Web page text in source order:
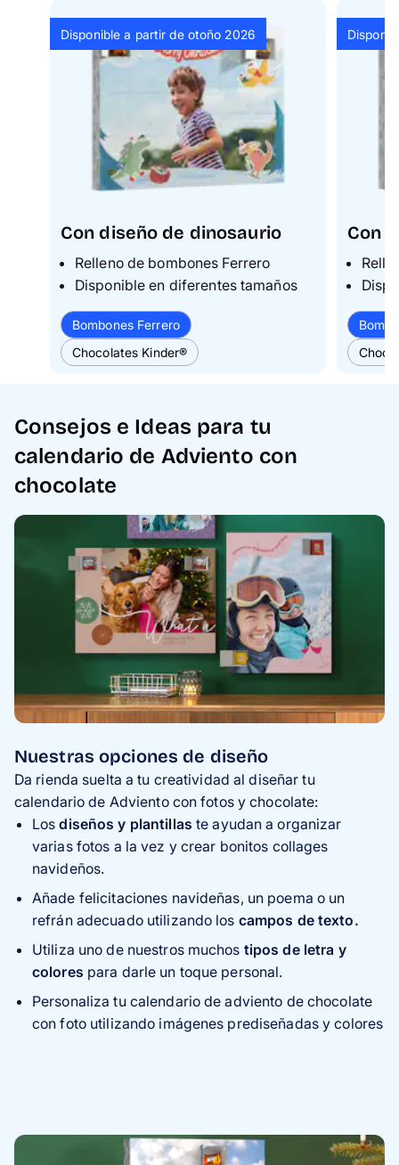
Disponible a partir de otoño 2026
Con diseño de dinosaurio
Relleno de bombones Ferrero
Disponible en diferentes tamaños
Bombones Ferrero
Chocolates Kinder®
Con
Consejos e Ideas para tu
calendario de Adviento con
chocolate
Nuestras opciones de diseño
Da rienda suelta a tu creatividad al diseñar tu
calendario de Adviento con fotos y chocolate:
Losdiseñosy plantillas te ayudan a organizar
varias fotos a la vez y crear bonitos collages
navideños.
Añade felicitaciones navideñas, un poema o un
refrán adecuado utilizando los campos de texto.
Utiliza uno de nuestros muchos tipos de letra y
colores para darle un toque personal.
Personaliza tu calendario de adviento de chocolate
con foto utilizando imágenes prediseñadas y colores